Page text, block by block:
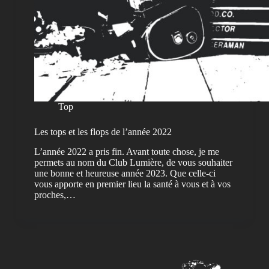
Top
Les tops et les flops de l’année 2022
L’année 2022 a pris fin. Avant toute chose, je me
permets au nom du Club Lumière, de vous souhaiter
une bonne et heureuse année 2023. Que celle-ci
vous apporte en premier lieu la santé à vous et à vos
proches,…